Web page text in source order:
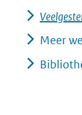
Meer